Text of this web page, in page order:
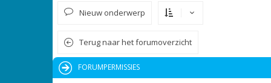
Nieuw onderwerp
Terug naar het forumoverzicht
FORUMPERMISSIES